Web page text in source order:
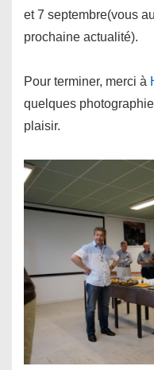
et 7 septembre(vous
prochaine actualité).
Pour terminer, merci à
quelques
plaisir.